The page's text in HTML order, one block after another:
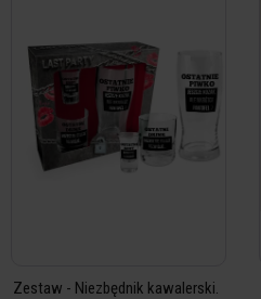
Zestaw - Niezbędnik kawalerski.